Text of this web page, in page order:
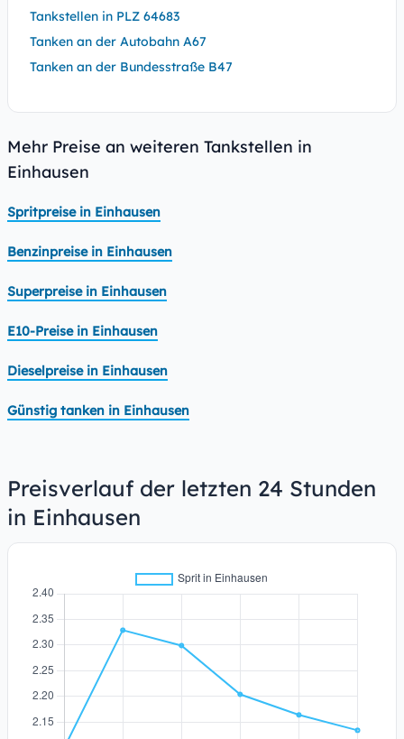
Tankstellen in PLZ 64683
Tanken an der Autobahn A67
Tanken an der Bundesstraße B47
Mehr Preise an weiteren Tankstellen in
Einhausen
Spritpreise in Einhausen
Benzinpreise in Einhausen
Superpreise in Einhausen
E10-Preise in Einhausen
Dieselpreise in Einhausen
Günstig tanken in Einhausen
Preisverlauf der letzten 24 Stunden
in Einhausen